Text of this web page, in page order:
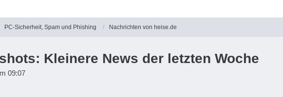
PC-Sicherheit, Spam und Phishing Nachrichten von heise.de
Kleinere News der letzten Woche
09:07